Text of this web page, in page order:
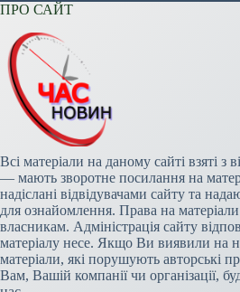
ПРО САЙТ
Всі матеріали на даному сайті взяті з
— мають зворотне посилання на
надіслані відвідувачами сайту та
для ознайомлення. Права на
власникам. Адміністрація сайту
матеріалу несе. Якщо Ви виявили на
матеріали, які порушують авторські
Вам, Вашій компанії чи організації,